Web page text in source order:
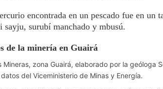
encontrada en un pescado fue en un
sayju, surubí manchado y mbusú.
de la minería en Guairá